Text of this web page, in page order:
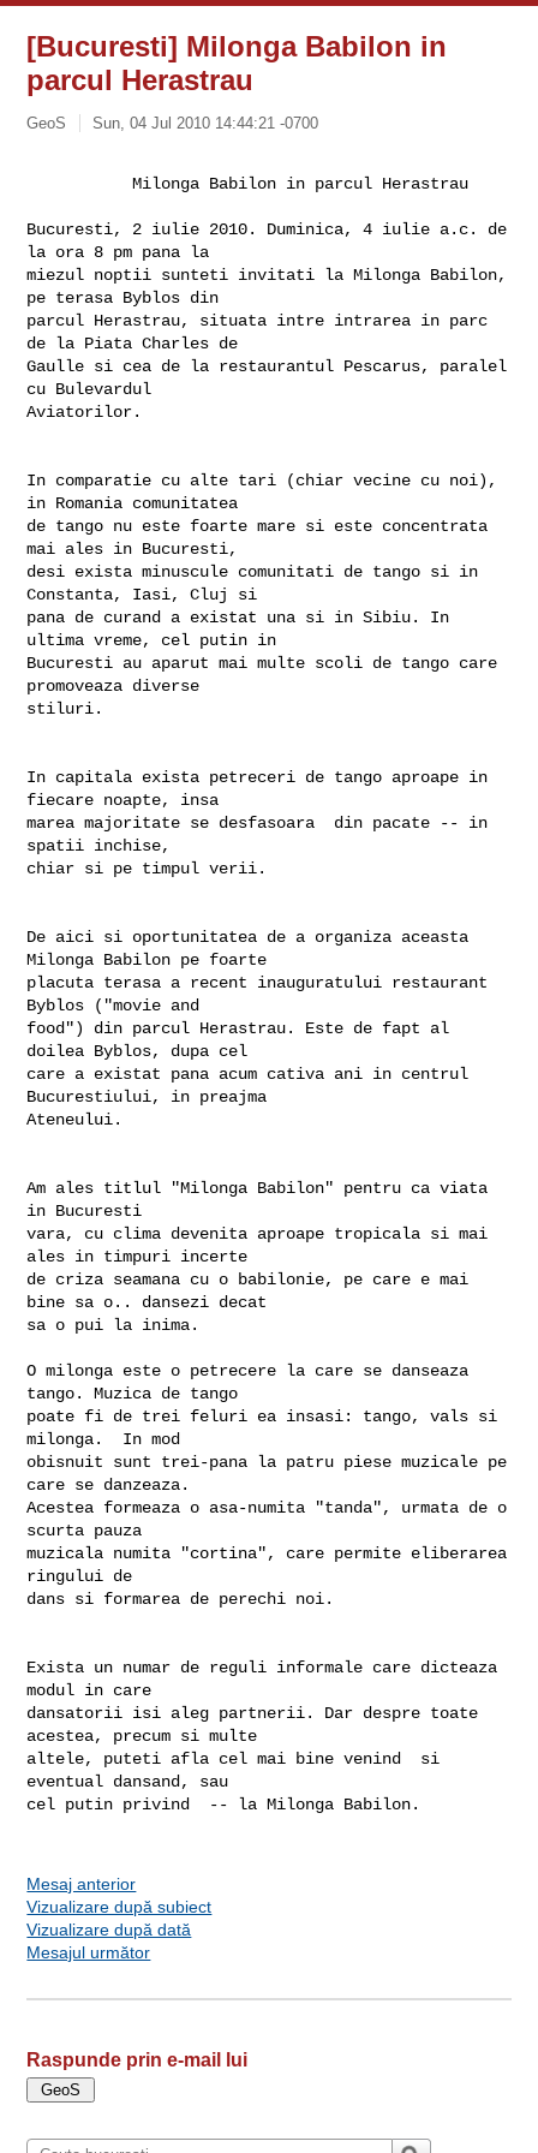
[Bucuresti] Milonga Babilon in
parcul Herastrau
GeoS Sun, 04 Jul 2010 14:44:21 -0700
           Milonga Babilon in parcul Herastrau
Bucuresti, 2 iulie 2010. Duminica, 4 iulie a.c. de
la ora 8 pm pana la
miezul noptii sunteti invitati la Milonga Babilon,
pe terasa Byblos din
parcul Herastrau, situata intre intrarea in parc
de la Piata Charles de
Gaulle si cea de la restaurantul Pescarus, paralel
cu Bulevardul
Aviatorilor.
In comparatie cu alte tari (chiar vecine cu noi),
in Romania comunitatea
de tango nu este foarte mare si este concentrata
mai ales in Bucuresti,
desi exista minuscule comunitati de tango si in
Constanta, Iasi, Cluj si
pana de curand a existat una si in Sibiu. In
ultima vreme, cel putin in
Bucuresti au aparut mai multe scoli de tango care
promoveaza diverse
stiluri.
In capitala exista petreceri de tango aproape in
fiecare noapte, insa
marea majoritate se desfasoara  din pacate -- in
spatii inchise,
chiar si pe timpul verii.
De aici si oportunitatea de a organiza aceasta
Milonga Babilon pe foarte
placuta terasa a recent inauguratului restaurant
Byblos ("movie and
food") din parcul Herastrau. Este de fapt al
doilea Byblos, dupa cel
care a existat pana acum cativa ani in centrul
Bucurestiului, in preajma
Ateneului.
Am ales titlul "Milonga Babilon" pentru ca viata
in Bucuresti
vara, cu clima devenita aproape tropicala si mai
ales in timpuri incerte
de criza seamana cu o babilonie, pe care e mai
bine sa o.. dansezi decat
sa o pui la inima.
O milonga este o petrecere la care se danseaza
tango. Muzica de tango
poate fi de trei feluri ea insasi: tango, vals si
milonga.  In mod
obisnuit sunt trei-pana la patru piese muzicale pe
care se danzeaza.
Acestea formeaza o asa-numita "tanda", urmata de o
scurta pauza
muzicala numita "cortina", care permite eliberarea
ringului de
dans si formarea de perechi noi.
Exista un numar de reguli informale care dicteaza
modul in care
dansatorii isi aleg partnerii. Dar despre toate
acestea, precum si multe
altele, puteti afla cel mai bine venind  si
eventual dansand, sau
cel putin privind  -- la Milonga Babilon.
Mesaj anterior
Vizualizare după subiect
Vizualizare după dată
Mesajul următor
Raspunde prin e-mail lui